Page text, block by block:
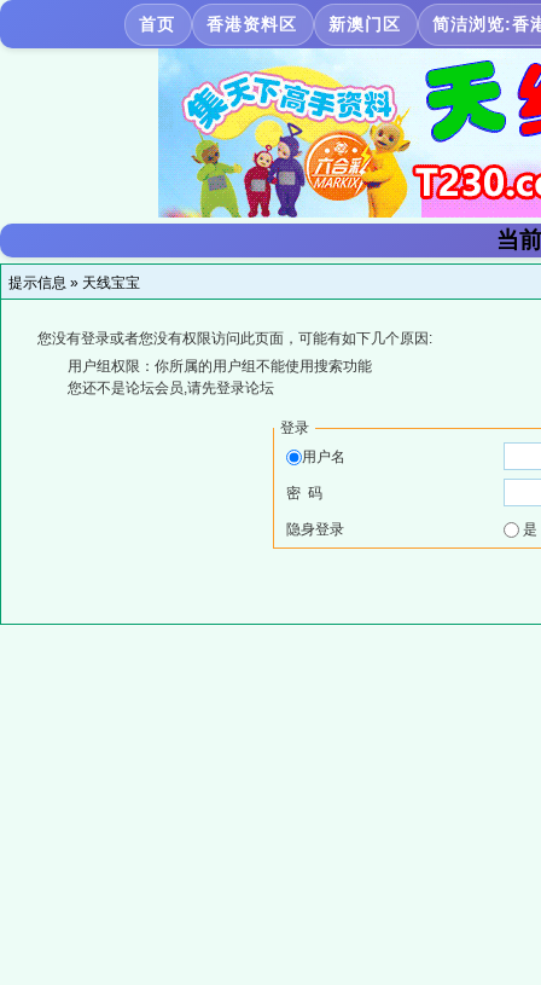
首页 香港资料区 新澳门区 简洁浏览:香
当
提示信息 » 天线宝宝
您没有登录或者您没有权限访问此页面，可能有如下几个原因:
用户组权限：你所属的用户组不能使用搜索功能
您还不是论坛会员,请先登录论坛
登录
用户名
密 码
隐身登录